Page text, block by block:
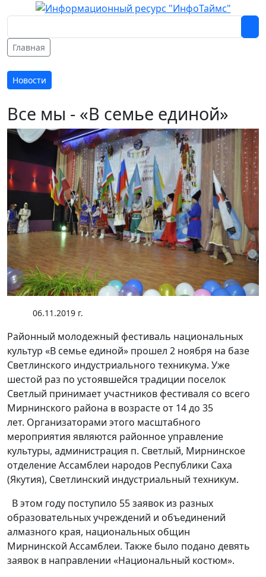
Главная
Новости
Все мы - «В семье единой»
06.11.2019 г.
Районный молодежный фестиваль национальных
культур «В семье единой» прошел 2 ноября на базе
Светлинского индустриального техникума. Уже
шестой раз по устоявшейся традиции поселок
Светлый принимает участников фестиваля со всего
Мирнинского района в возрасте от 14 до 35
лет. Организаторами этого масштабного
мероприятия являются районное управление
культуры, администрация п. Светлый, Мирнинское
отделение Ассамблеи народов Республики Саха
(Якутия), Светлинский индустриальный техникум.
В этом году поступило 55 заявок из разных
образовательных учреждений и объединений
алмазного края, национальных общин
Мирнинской Ассамблеи. Также было подано девять
заявок в направлении «Национальный костюм».